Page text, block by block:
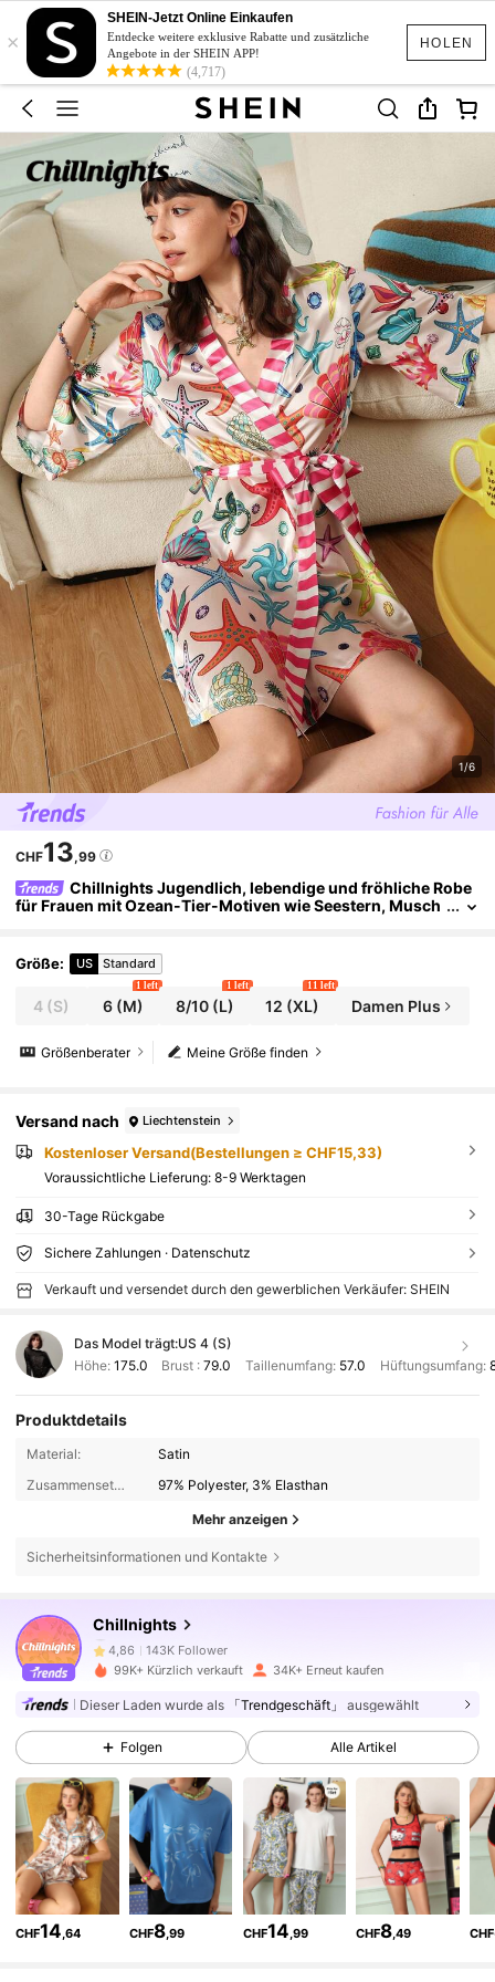
HOLEN
×
SHEIN-Jetzt Online Einkaufen
Entdecke weitere exklusive Rabatte und zusätzliche
Angebote in der SHEIN APP!
(4,717)
1/6
CHF13,99
Chillnights Jugendlich, lebendige und fröhliche Robe
für Frauen mit Ozean-Tier-Motiven wie Seestern, Musch
Größe: US Standard
4 (S) 6 (M)
1 left
8/10(L)
1 left
12 (XL)
11 left
Damen Plus
Meine Größe finden
Größenberater
Versand nach Liechtenstein
Kostenloser Versand(Bestellungen ≥ CHF15,33)
Voraussichtliche Lieferung: 8-9 Werktagen
30-Tage Rückgabe
Sichere Zahlungen · Datenschutz
Verkauft und versendet durch den gewerblichen Verkäufer: SHEIN
Das Model trägt:US 4 (S)
Höhe: 175.0 Brust :79.0 Taillenumfang: 57.0 Hüftungsumfang:
Produktdetails
Material:
Satin
Zusammensetzung:
97% Polyester, 3% Elasthan
Mehr anzeigen
Sicherheitsinformationen und Kontakte
Chillnights
4,86 143K Follower
4,86 143K Follower
4,86 143K Follower
143K Follower
99K+ Kürzlich verkauft 34K+ Erneut kaufen
Dieser Laden wurde als 「Trendgeschäft」 ausgewählt
Folgen Alle Artikel
CHF14,64 CHF8,99 CHF14,99 CHF8,49 CHF